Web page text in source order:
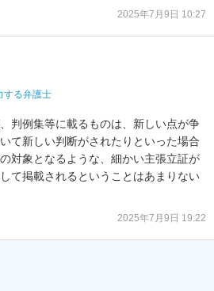
2025年7月9日 10:27
する弁護士
判例集等に載るものは、新しい点が争
て新しい判断がされたりといった場合
対象となるような、細かい主張立証が
て掲載されるということはあまりない
2025年7月9日 19:22